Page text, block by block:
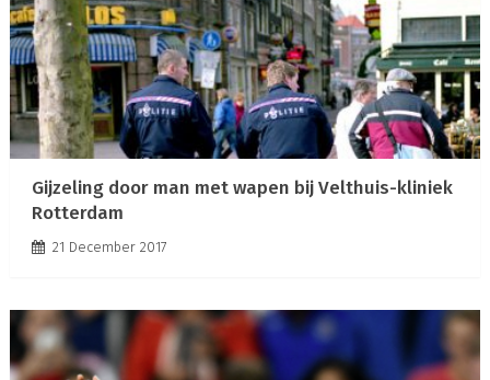
Gijzeling door man met wapen bij Velthuis-kliniek
Rotterdam
21 December 2017